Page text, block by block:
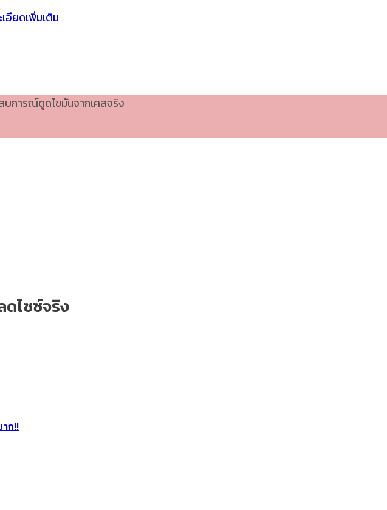
เอียดเพิ่มเติม
การณ์ดูดไขมันจากเคสจริง
ดไซซ์จริง
ก!!